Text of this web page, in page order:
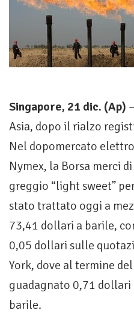
Singapore, 21 dic. (Ap)
Asia, dopo il rialzo
Nel dopomercato
Nymex, la Borsa merci
greggio “light sweet”
stato trattato oggi a
73,41 dollari a barile,
0,05 dollari sulle
York, dove al termine
guadagnato 0,71
barile.